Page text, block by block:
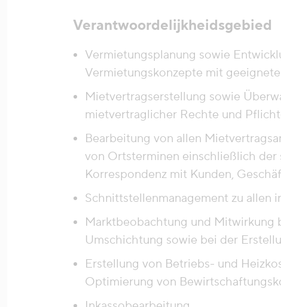
Verantwoordelijkheidsgebied
Vermietungsplanung sowie
Vermietungskonzepte mit
Mietvertragserstellung sowie
mietvertraglicher Rechte und
Bearbeitung von allen
von Ortsterminen einschließlich
Korrespondenz mit Kunden,
Schnittstellenmanagement zu allen
Marktbeobachtung und
Umschichtung sowie bei der
Erstellung von Betriebs- und
Optimierung von